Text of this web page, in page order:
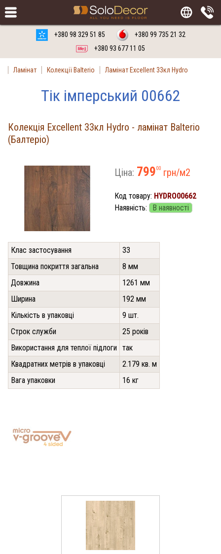
Замовити
Російська мова Українська мова
+380 98 329 51 85
+380 99 735 21 32
+380 93 677 11 05
Ламінат Колекції Balterio Ламінат Excellent 33кл Hydro
Тік імперський 00662
Колекція Excellent 33кл Hydro - ламінат Balterio
(Балтеріо)
Ціна: 79900 грн/м2
Код товару: HYDRO00662
Наявність:
В наявності
Клас застосування
33
Товщина покриття загальна
8 мм
Довжина
1261 мм
Ширина
192 мм
Кількість в упаковці
9 шт.
Строк служби
25 років
Використання для теплої підлоги
так
Квадратних метрів в упаковці
2.179 кв. м
Вага упаковки
16 кг